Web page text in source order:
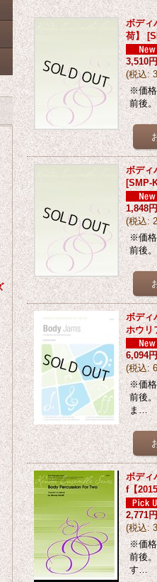
ボデ
荷】 [
3,510
(税込:
※価格
前後
ボデ
[SMP-
1,848
(税込:
※価格
前後
ボデ
ホウリ
6,094
(税込:
※価格
前後
ま…
ボデ
f【
2,771
(税込:
※価格
前後
す…